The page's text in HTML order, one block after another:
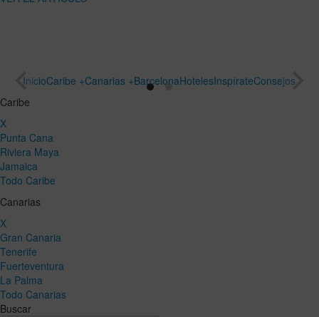
InicioCaribe +Canarias +BarcelonaHotelesInspírateConsejos
Caribe
X
Punta Cana
Riviera Maya
Jamaica
Todo Caribe
Canarias
X
Gran Canaria
Tenerife
Fuerteventura
La Palma
Todo Canarias
Buscar